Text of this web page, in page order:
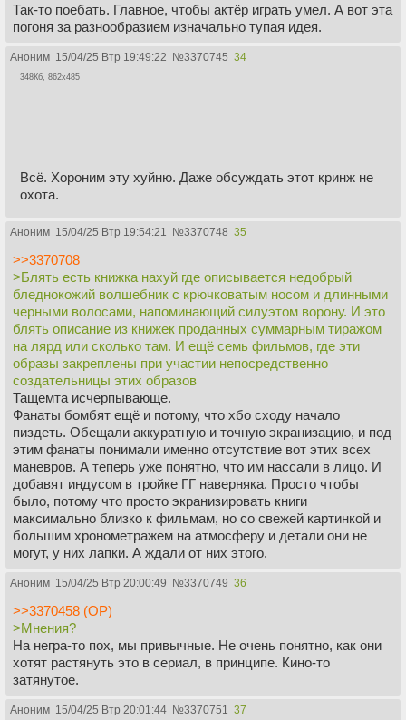
Так-то поебать. Главное, чтобы актёр играть умел. А вот эта
погоня за разнообразием изначально тупая идея.
Аноним 15/04/25 Втр 19:49:22 №3370745 34
348Кб, 862x485
Всё. Хороним эту хуйню. Даже обсуждать этот кринж не
охота.
Аноним 15/04/25 Втр 19:54:21 №3370748 35
>>3370708
>Блять есть книжка нахуй где описывается недобрый
бледнокожий волшебник с крючковатым носом и длинными
черными волосами, напоминающий силуэтом ворону. И это
блять описание из книжек проданных суммарным тиражом
на лярд или сколько там. И ещё семь фильмов, где эти
образы закреплены при участии непосредственно
создательницы этих образов
Тащемта исчерпывающе.
Фанаты бомбят ещё и потому, что хбо сходу начало
пиздеть. Обещали аккуратную и точную экранизацию, и под
этим фанаты понимали именно отсутствие вот этих всех
маневров. А теперь уже понятно, что им нассали в лицо. И
добавят индусом в тройке ГГ наверняка. Просто чтобы
было, потому что просто экранизировать книги
максимально близко к фильмам, но со свежей картинкой и
большим хронометражем на атмосферу и детали они не
могут, у них лапки. А ждали от них этого.
Аноним 15/04/25 Втр 20:00:49 №3370749 36
>>3370458 (OP)
>Мнения?
На негра-то пох, мы привычные. Не очень понятно, как они
хотят растянуть это в сериал, в принципе. Кино-то
затянутое.
Аноним 15/04/25 Втр 20:01:44 №3370751 37